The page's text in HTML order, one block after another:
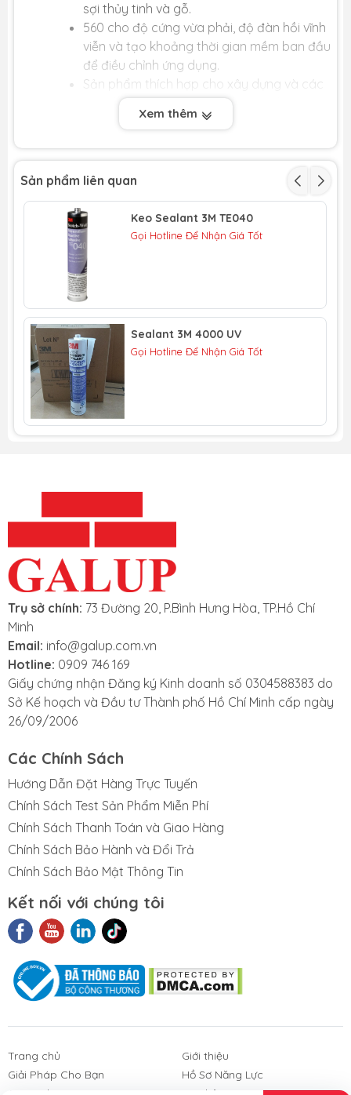
Liệu Nhám
Phim Cách
Sản Phẩm
sợi thủy tinh và gỗ.
560 cho độ cứng vừa phải, độ đàn hồi vĩnh
viễn và tạo khoảng thời gian mềm ban đầu
để điều chỉnh ứng dụng.
Sản phẩm thích hợp cho xây dựng và các
ứng dụng trong sản xuất công nghiệp,
phương tiện giao thông đương bộ.
Thông số kỹ thuật của sealant 3M 560:
Thời gian không kết dính: 50 - 60 phút.
Độ cứng (shore A): 55.
Độ bền kéo: 580psi.
Độ dãn dài: >300%.
Nhiệt độ chịu được: -40
Kháng axit, bazo: Trung bình khá.
Kháng UV: Tốt.
Kháng nước, muối: Rất tốt.
Trọng lượng riêng: 1.17.
Xem thêm
Sản phẩm liên quan
Keo Sealant 3M TE040
Gọi Hotline Để Nhận Giá Tốt
Sealant 3M 4000 UV
Gọi Hotline Để Nhận Giá Tốt
Trụ sở chính: 73 Đường 20, P.Bình Hưng Hòa, TP.Hồ Chí
Minh
Email: info@galup.com.vn
Hotline: 0909 746 169
Giấy chứng nhận Đăng ký Kinh doanh số 0304588383 do
Sở Kế hoạch và Đầu tư Thành phố Hồ Chí Minh cấp ngày
26/09/2006
Các Chính Sách
Hướng Dẫn Đặt Hàng Trực Tuyến
Chính Sách Test Sản Phẩm Miễn Phí
Chính Sách Thanh Toán và Giao Hàng
Chính Sách Bảo Hành và Đổi Trả
Chính Sách Bảo Mật Thông Tin
Kết nối với chúng tôi
Trang chủ
Giới thiệu
Giải Pháp Cho Bạn
Hồ Sơ Năng Lực